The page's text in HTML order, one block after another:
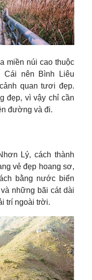
miền núi cao thuộc
Cái nên Bình Liêu
quan tươi đẹp.
đẹp, vì vậy chỉ cần
đường và đi.
Lý, cách thành
vẻ đẹp hoang sơ,
bằng nước biển
những bãi cát dài
trí ngoài trời.